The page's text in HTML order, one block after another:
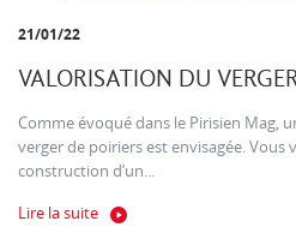
21/01/22
VALORISATION DU
Comme évoqué dans le Pirisien Mag,
verger de poiriers est envisagée. Vous
construction d’un...
Lire la suite